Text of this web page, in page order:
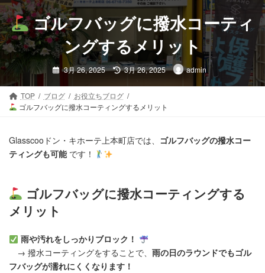
コ
ン
テ
ン
ツ
へ
ナ
ビ
ゲ
ー
シ
ョ
ゴルフバッグに撥水コーティ
ングするメリット
3月 26, 2025 最
終
新
日
時
:
3月 26, 2025 admin
TOP ブログ
お役立ちブログ
ゴルフバッグに撥水コーティングするメリット
Glasscooドン・キホーテ上本町店では、 ゴルフバッグの撥水コー
ティングも可能です！
ゴルフバッグに撥水コーティングする
メリット
雨や汚れをしっかりブロック！
→ 撥水コーティングをすることで、 雨の日のラウンドでもゴル
フバッグが濡れにくくなります！